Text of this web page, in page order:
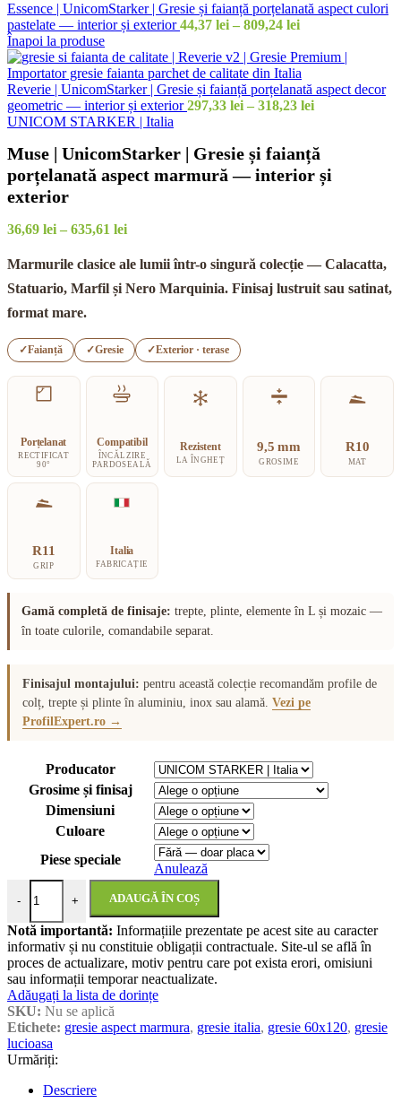
Essence | UnicomStarker | Gresie și faianță porțelanată aspect culori
pastelate — interior și exterior44,37 lei – 809,24 leiInterval
prețuri:
44,37 lei
până
la
Înapoi la produse
Reverie | UnicomStarker | Gresie și faianță porțelanată aspect decor
geometric — interior și exterior297,33 lei – 318,23 leiInterval
297,33 lei
până
la
UNICOM STARKER | Italia
Muse | UnicomStarker | Gresie și faianță
porțelanată aspect marmură — interior și
exterior
36,69 lei – 635,61 leiInterval
prețuri:
până
Marmurile clasice ale lumii într-o singură colecție — Calacatta,
Statuario, Marfil și Nero Marquinia. Finisaj lustruit sau satinat,
format mare.
✓Faianță ✓Gresie ✓Exterior · terase
Porțelanat
RECTIFICAT
90°
Compatibil
ÎNCĂLZIRE
PARDOSEALĂ
Rezistent
LA ÎNGHEȚ
9,5 mm
GROSIME
R10
MAT
R11
GRIP
Italia
FABRICAȚIE
Gamă completă de finisaje: trepte, plinte, elemente în L și mozaic —
în toate culorile, comandabile separat.
Finisajul montajului: pentru această colecție recomandăm profile de
colț, trepte și plinte în aluminiu, inox sau alamă. Vezi pe
ProfilExpert.ro →
Producator
Grosime și finisaj
Dimensiuni
Culoare
Piese speciale
Anulează
-
Cantitate Muse | UnicomStarker | Gresie și faianță porțelanată
+ ADAUGĂ ÎN COȘ
Notă importantă: Informațiile prezentate pe acest site au caracter
informativ și nu constituie obligații contractuale. Site-ul se află în
proces de actualizare, motiv pentru care pot exista erori, omisiuni
sau informații temporar neactualizate.
Adăugați la lista de dorințe
SKU: Nu se aplică
Etichete: gresie aspect marmura, gresie italia, gresie 60x120, gresie
lucioasa
Urmăriți:
Descriere